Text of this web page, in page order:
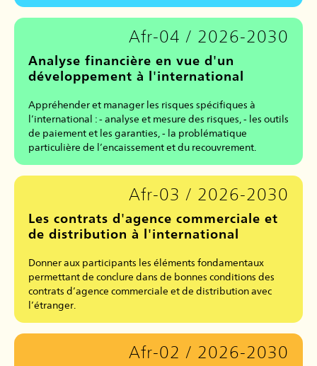
Afr-04 / 2026-2030
Analyse financière en vue d'un
développement à l'international
Appréhender et manager les risques spécifiques à
l’international : - analyse et mesure des risques, - les outils
de paiement et les garanties, - la problématique
particulière de l’encaissement et du recouvrement.
Afr-03 / 2026-2030
Les contrats d'agence commerciale et
de distribution à l'international
Donner aux participants les éléments fondamentaux
permettant de conclure dans de bonnes conditions des
contrats d’agence commerciale et de distribution avec
l’étranger.
Afr-02 / 2026-2030